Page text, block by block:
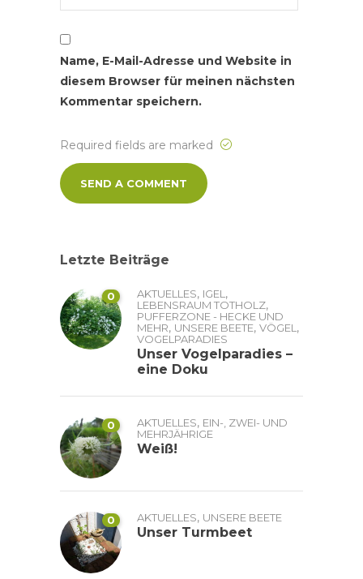
Name, E-Mail-Adresse und Website in
diesem Browser für meinen nächsten
Kommentar speichern.
Required fields are marked
Letzte Beiträge
0 AKTUELLES, IGEL,
LEBENSRAUM TOTHOLZ,
PUFFERZONE - HECKE UND
MEHR, UNSERE BEETE, VÖGEL,
VOGELPARADIES
Unser Vogelparadies –
eine Doku
0 AKTUELLES, EIN-, ZWEI- UND
MEHRJÄHRIGE
Weiß!
0 AKTUELLES, UNSERE BEETE
Unser Turmbeet